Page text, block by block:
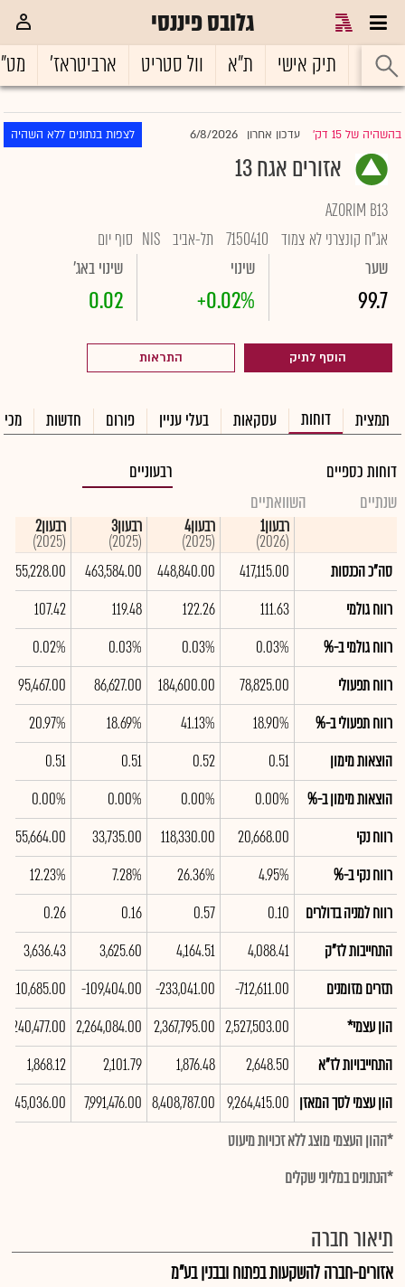
גלובס פיננסי
ראשי תיק אישי ת"א וול סטריט ארביטראז'
בהשהיה של 15 דק' |עדכון אחרון 6/8/2026 לצפות בנתונים ללא השהיה
אזורים אגח 13
AZORIM B13
אג"ח קונצרני לא צמוד 7150410 תל-אביב NIS סוף יום
שער
99.7
שינוי
+0.02%
שינוי באג'
0.02
הוסף לתיק התראות
תמצית דוחות עסקאות בעלי עניין פורום חדשות
דוחות כספיים
רבעוניים
שנתיים
השוואתיים
רבעון1
(2026)
רבעון4
(2025)
רבעון3
(2025)
רבעון2
(2025)
סה"כ הכנסות
417,115.00
448,840.00
463,584.00
455,228.00
רווח גולמי
111.63
122.26
119.48
107.42
רווח גולמי ב-%
0.03%
0.03%
0.03%
0.02%
רווח תפעולי
78,825.00
184,600.00
86,627.00
95,467.00
רווח תפעולי ב-%
18.90%
41.13%
18.69%
20.97%
הוצאות מימון
0.51
0.52
0.51
0.51
הוצאות מימון ב-%
0.00%
0.00%
0.00%
0.00%
רווח נקי
20,668.00
118,330.00
33,735.00
55,664.00
רווח נקי ב-%
4.95%
26.36%
7.28%
12.23%
רווח למניה בדולרים
0.10
0.57
0.16
0.26
התחייבות לז"ק
4,088.41
4,164.51
3,625.60
3,636.43
תזרים מזומנים
-712,611.00
-233,041.00
-109,404.00
-210,685.00
הון עצמי*
2,527,503.00
2,367,795.00
2,264,084.00
2,240,477.00
התחייבויות לז"א
2,648.50
1,876.48
2,101.79
1,868.12
הון עצמי לסך המאזן 9,264,415.00
8,408,787.00
7,991,476.00
7,745,036.00
*ההון העצמי מוצג ללא זכויות מיעוט
*הנתונים במליוני שקלים
תיאור חברה
אזורים-חברה להשקעות בפתוח ובבנין בע"מ